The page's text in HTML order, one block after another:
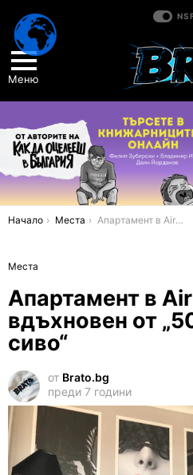
Меню
You are here:
Начало Места Апартамент в Airbnb е вдъхновен от „50 нюанса сиво“
Места
Апартамент в
вдъхновен от
сиво“
от Brato.bg
преди 7 години